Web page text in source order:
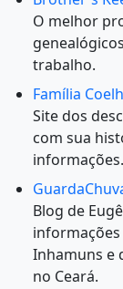
O melhor
trabalho.
Família
Site dos
com sua
informações.
Blog de
Inhamuns e
no Ceará.